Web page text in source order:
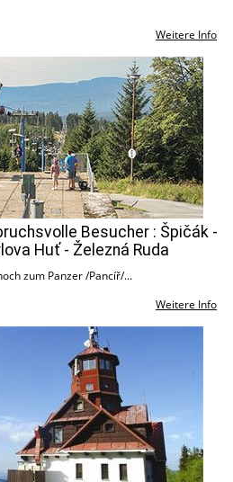
Weitere Info
Besucher : Špičák -
Huť - Železná Ruda
zum Panzer /Pancíř/...
Weitere Info